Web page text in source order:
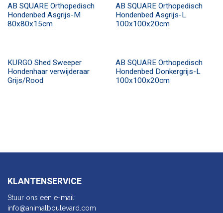
AB SQUARE Orthopedisch
Hondenbed Asgrijs-M
80x80x15cm
AB SQUARE Orthopedisch
Hondenbed Asgrijs-L
100x100x20cm
KURGO Shed Sweeper
Hondenhaar verwijderaar
Grijs/Rood
AB SQUARE Orthopedisch
Hondenbed Donkergrijs-L
100x100x20cm
KLANTENSERVICE
Stuur ons een e-mail:
info@animalbo​ulevard.com